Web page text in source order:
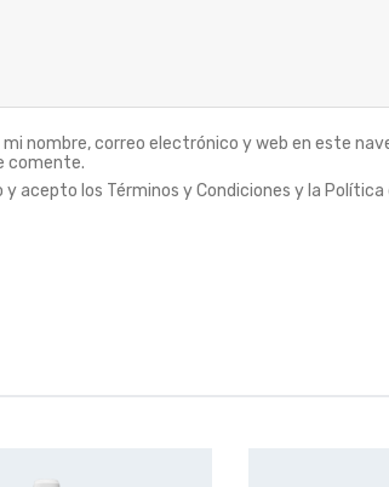
mi nombre, correo electrónico y web en este
comente.
y acepto los Términos y Condiciones y la Política